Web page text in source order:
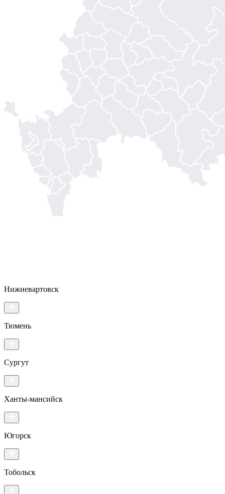
Нижневартовск
Тюмень
Сургут
Ханты-мансийск
Югорск
Тобольск